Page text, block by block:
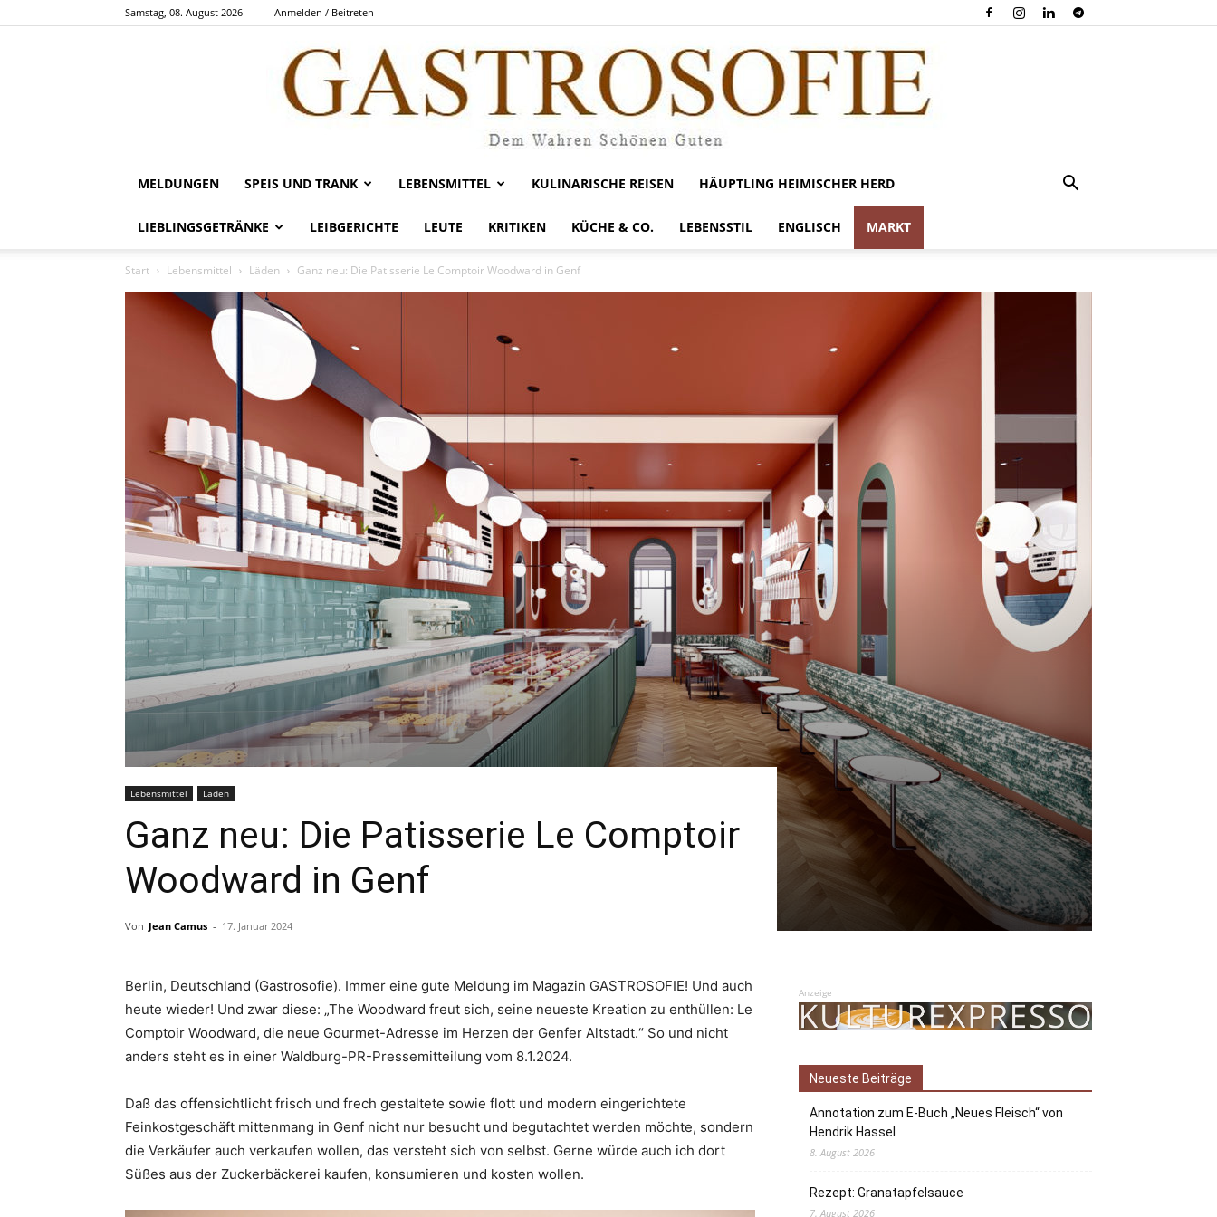
Samstag, 08. August 2026 Anmelden / Beitreten
Gastrosofie
MELDUNGEN SPEIS UND TRANK LEBENSMITTEL KULINARISCHE REISEN HÄUPTLING HEIMISCHER HERD
LIEBLINGSGETRÄNKE LEIBGERICHTE LEUTE KRITIKEN KÜCHE & CO. LEBENSSTIL ENGLISCH MARKT
Start Lebensmittel Läden Ganz neu: Die Patisserie Le Comptoir Woodward in Genf
Lebensmittel Läden
Ganz neu: Die Patisserie Le Comptoir
Woodward in Genf
Von Jean Camus - 17. Januar 2024
Berlin, Deutschland (Gastrosofie). Immer eine gute Meldung im Magazin GASTROSOFIE! Und auch
heute wieder! Und zwar diese: „The Woodward freut sich, seine neueste Kreation zu enthüllen: Le
Comptoir Woodward, die neue Gourmet-Adresse im Herzen der Genfer Altstadt.“ So und nicht
anders steht es in einer Waldburg-PR-Pressemitteilung vom 8.1.2024.
Daß das offensichtlicht frisch und frech gestaltete sowie flott und modern eingerichtete
Feinkostgeschäft mittenmang in Genf nicht nur besucht und begutachtet werden möchte, sondern
die Verkäufer auch verkaufen wollen, das versteht sich von selbst. Gerne würde auch ich dort
Süßes aus der Zuckerbäckerei kaufen, konsumieren und kosten wollen.
Anzeige
Neueste Beiträge
Annotation zum E-Buch „Neues Fleisch“ von
Hendrik Hassel
8. August 2026
Rezept: Granatapfelsauce
7. August 2026